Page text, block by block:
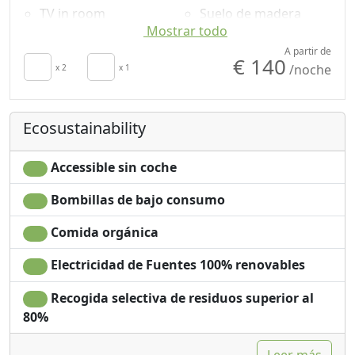
TV in room
Autonomous heating
Minibar disponible
bajo petición para
secador de pelo
Towels
Sábanas
Suelo de madera
natural
Champú sin plástico,
Mountain view
Mostrar todo
x 2 x 1
A partir de
€ 140 /noche
Ecosustainability
Accessible sin coche
Bombillas de bajo consumo
Comida orgánica
Electricidad de Fuentes 100% renovables
Recogida selectiva de residuos superior al
80%